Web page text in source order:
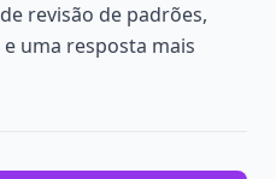
revisão de padrões,
uma resposta mais